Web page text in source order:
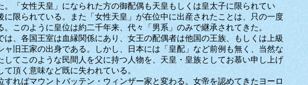
「女性天皇」になられた方の御配偶も天皇もしくは皇太子に限られてい
限られている。また「女性天皇」が在位中に出産されたことは、只の一度
このように皇位は約二千年来、代々「男系」のみで継承されてきた。
、各国王室は血縁関係にあり、女王の配偶者は他国の王族、もしくは上級
旧王家の出身である。しかし、日本には「皇配」など前例も無く、当然な
てこのような民間人を父に持つ人物を、天皇・皇族としてお慕い申し上げ
頂く意味など既に失われている。
ればマウントバッテン・ウィンザー家と変わる。女帝を認めてきたヨーロ